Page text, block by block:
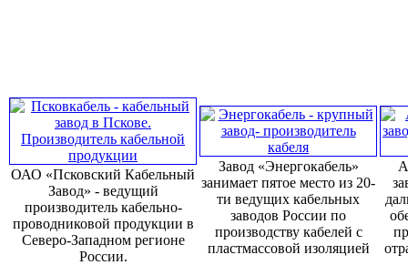
ОАО «Псковский Кабельный
Завод» - ведущий
производитель кабельно-
проводниковой продукции в
Северо-Западном регионе
России.
Завод «Энергокабель»
занимает пятое место из 20-
ти ведущих кабельных
заводов России по
производству кабелей с
пластмассовой изоляцией